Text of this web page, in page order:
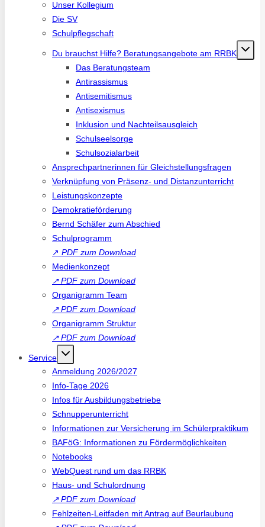
Unser Kollegium
Die SV
Schulpflegschaft
Du brauchst Hilfe? Beratungsangebote am RRBK
Das Beratungsteam
Antirassismus
Antisemitismus
Antisexismus
Inklusion und Nachteilsausgleich
Schulseelsorge
Schulsozialarbeit
Ansprechpartnerinnen für Gleichstellungsfragen
Verknüpfung von Präsenz- und Distanzunterricht
Leistungskonzepte
Demokratieförderung
Bernd Schäfer zum Abschied
Schulprogramm
↗ PDF zum Download
Medienkonzept
↗ PDF zum Download
Organigramm Team
↗ PDF zum Download
Organigramm Struktur
↗ PDF zum Download
Service
Anmeldung 2026/2027
Info-Tage 2026
Infos für Ausbildungsbetriebe
Schnupperunterricht
Informationen zur Versicherung im Schülerpraktikum
BAFöG: Informationen zu Fördermöglichkeiten
Notebooks
WebQuest rund um das RRBK
Haus- und Schulordnung
↗ PDF zum Download
Fehlzeiten-Leitfaden mit Antrag auf Beurlaubung